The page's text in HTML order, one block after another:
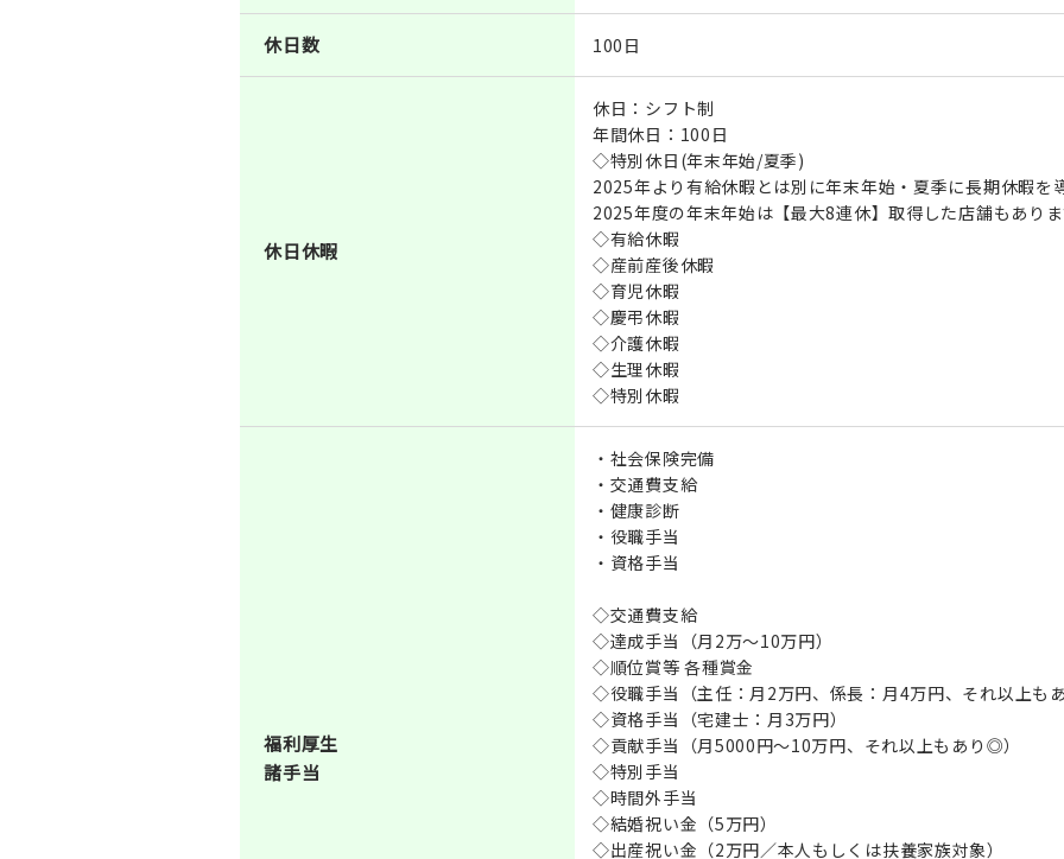
休日数 100日
休日休暇
休日：シフト制
年間休日：100日
◇特別休日(年末年始/夏季)
2025年より有給休暇とは別に年末年始・夏季に長期休暇を
2025年度の年末年始は【最大8連休】取得した店舗もあり
◇有給休暇
◇産前産後休暇
◇育児休暇
◇慶弔休暇
◇介護休暇
◇生理休暇
◇特別休暇
福利厚生
諸手当
・社会保険完備
・交通費支給
・健康診断
・役職手当
・資格手当
◇交通費支給
◇達成手当（月2万～10万円）
◇順位賞等 各種賞金
◇役職手当（主任：月2万円、係長：月4万円、それ以上も
◇資格手当（宅建士：月3万円）
◇貢献手当（月5000円～10万円、それ以上もあり◎）
◇特別手当
◇時間外手当
◇結婚祝い金（5万円）
◇出産祝い金（2万円／本人もしくは扶養家族対象）